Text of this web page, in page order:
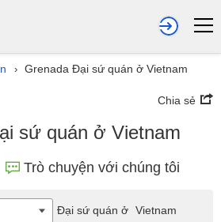
› Grenada Đại sứ quán ở Vietnam
Chia sẻ
sứ quán ở Vietnam
Trò chuyện với chúng tôi
Đại sứ quán ở Vietnam